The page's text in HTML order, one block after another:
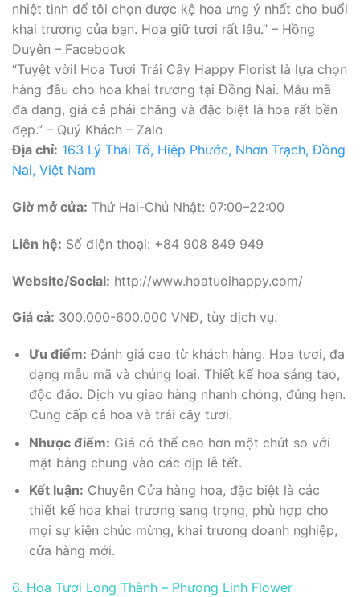
nhiệt tình để tôi chọn được kệ hoa ưng ý nhất cho buổi
khai trương của bạn. Hoa giữ tươi rất lâu.” – Hồng
Duyên – Facebook
“Tuyệt vời! Hoa Tươi Trái Cây Happy Florist là lựa chọn
hàng đầu cho hoa khai trương tại Đồng Nai. Mẫu mã
đa dạng, giá cả phải chăng và đặc biệt là hoa rất bền
đẹp.” – Quý Khách – Zalo
Địa chỉ: 163 Lý Thái Tổ, Hiệp Phước, Nhơn Trạch, Đồng
Nai, Việt Nam
Giờ mở cửa: Thứ Hai-Chủ Nhật: 07:00–22:00
Liên hệ: Số điện thoại: +84 908 849 949
Website/Social: http://www.hoatuoihappy.com/
Giá cả: 300.000-600.000 VNĐ, tùy dịch vụ.
Ưu điểm: Đánh giá cao từ khách hàng. Hoa tươi, đa
dạng mẫu mã và chủng loại. Thiết kế hoa sáng tạo,
độc đáo. Dịch vụ giao hàng nhanh chóng, đúng hẹn.
Cung cấp cả hoa và trái cây tươi.
Nhược điểm: Giá có thể cao hơn một chút so với
mặt bằng chung vào các dịp lễ tết.
Kết luận: Chuyên Cửa hàng hoa, đặc biệt là các
thiết kế hoa khai trương sang trọng, phù hợp cho
mọi sự kiện chúc mừng, khai trương doanh nghiệp,
cửa hàng mới.
6. Hoa Tươi Long Thành – Phương Linh Flower